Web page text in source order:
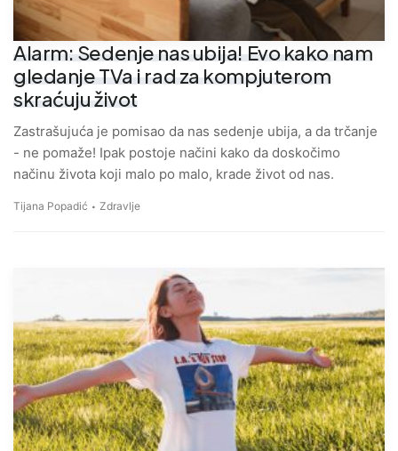
Alarm: Sedenje nas ubija! Evo kako nam
gledanje TVa i rad za kompjuterom
skraćuju život
Zastrašujuća je pomisao da nas sedenje ubija, a da trčanje
- ne pomaže! Ipak postoje načini kako da doskočimo
načinu života koji malo po malo, krade život od nas.
Tijana Popadić Zdravlje